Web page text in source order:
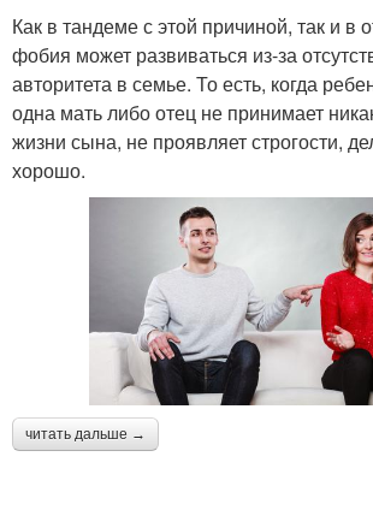
Как в тандеме с этой причиной, так и в
фобия может развиваться из-за
авторитета в семье. То есть, когда
одна мать либо отец не принимает
жизни сына, не проявляет строгости,
хорошо.
читать дальше →